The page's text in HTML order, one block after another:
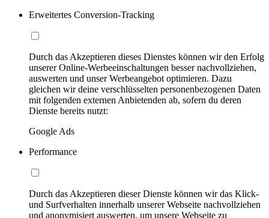
Erweitertes Conversion-Tracking
Durch das Akzeptieren dieses Dienstes können wir den Erfolg
unserer Online-Werbeeinschaltungen besser nachvollziehen,
auswerten und unser Werbeangebot optimieren. Dazu
gleichen wir deine verschlüsselten personenbezogenen Daten
mit folgenden externen Anbietenden ab, sofern du deren
Dienste bereits nutzt:
Google Ads
Performance
Durch das Akzeptieren dieser Dienste können wir das Klick-
und Surfverhalten innerhalb unserer Webseite nachvollziehen
und anonymisiert auswerten, um unsere Webseite zu